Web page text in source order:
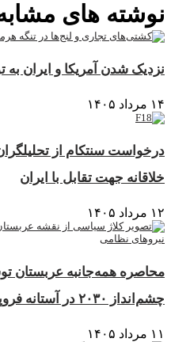
نوشته های
نزدیک شدن آمریکا و ایران به
۱۴ مرداد ۱۴۰۵
درخواست سنتکام از
خلاقانه جهت تقابل با ایران
۱۲ مرداد ۱۴۰۵
محاصره همه‌جانبه عربستان
چشم‌انداز ۲۰۳۰ در آستانه فروپاشی
۱۱ مرداد ۱۴۰۵